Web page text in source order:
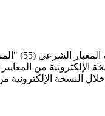
بشرى: تمت
الإلكترونية من المعايير
النسخة الإلكترونية